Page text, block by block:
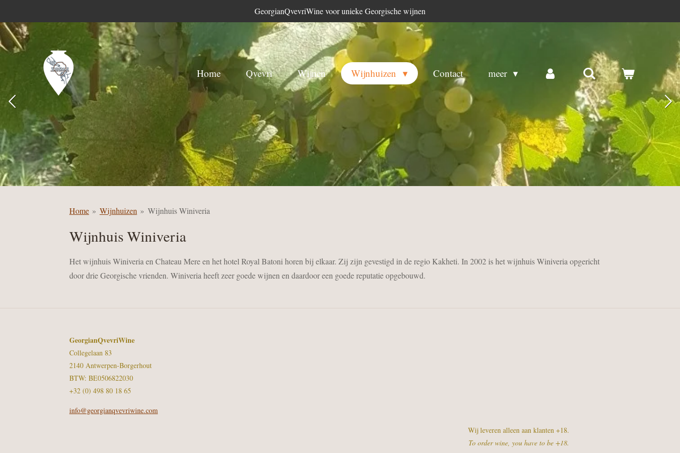
direct
naar
de
hoofdinhoud
GeorgianQvevriWine voor unieke Georgische wijnen
Home Qvevri Wijnen Wijnhuizen Contact meer
Home » Wijnhuizen » Wijnhuis Winiveria
Wijnhuis Winiveria
Het wijnhuis Winiveria en Chateau Mere en het hotel Royal Batoni horen bij elkaar. Zij zijn gevestigd in de regio Kakheti. In 2002 is het wijnhuis Winiveria opgericht
door drie Georgische vrienden. Winiveria heeft zeer goede wijnen en daardoor een goede reputatie opgebouwd.
GeorgianQvevriWine
Collegelaan 83
2140 Antwerpen-Borgerhout
BTW: BE0506822030
+32 (0) 498 80 18 65
info@georgianqvevriwine.com
Wij leveren alleen aan klanten +18.
To order wine, you have to be +18.